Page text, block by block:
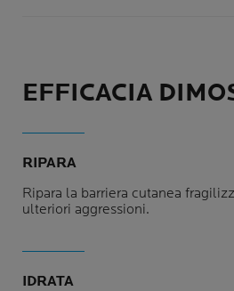
EFFICACIA
RIPARA
Ripara la barriera cutanea
ulteriori aggressioni.
IDRATA